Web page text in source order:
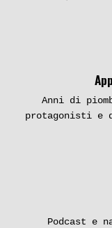
Anni di
protagonisti e
Podcast e